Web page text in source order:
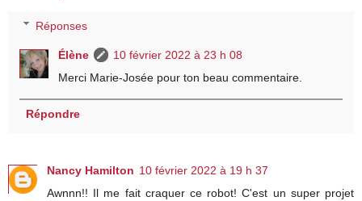
Réponses
Élène
10 février 2022 à 23 h 08
Merci Marie-Josée pour ton beau commentaire.
Répondre
Nancy Hamilton 10 février 2022 à 19 h 37
Awnnn!! Il me fait craquer ce robot! C'est un super projet